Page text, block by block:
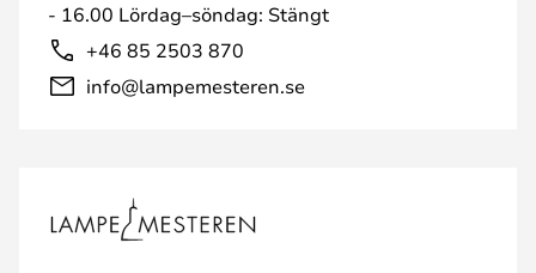
- 16.00 Lördag–söndag: Stängt
+46 85 2503 870
info@lampemesteren.se